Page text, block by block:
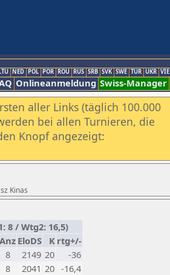
NED POL POR ROU RUS SRB SVK SWE TUR UKR VIE
Onlineanmeldung Swiss-Manager
aller Links (täglich 100.000
bei allen Turnieren, die
Knopf angezeigt:
Kinas
8 / Wtg2: 16,5)
Anz EloDS K rtg+/-
8 2149 20
-36
8 2041 20 -16,4